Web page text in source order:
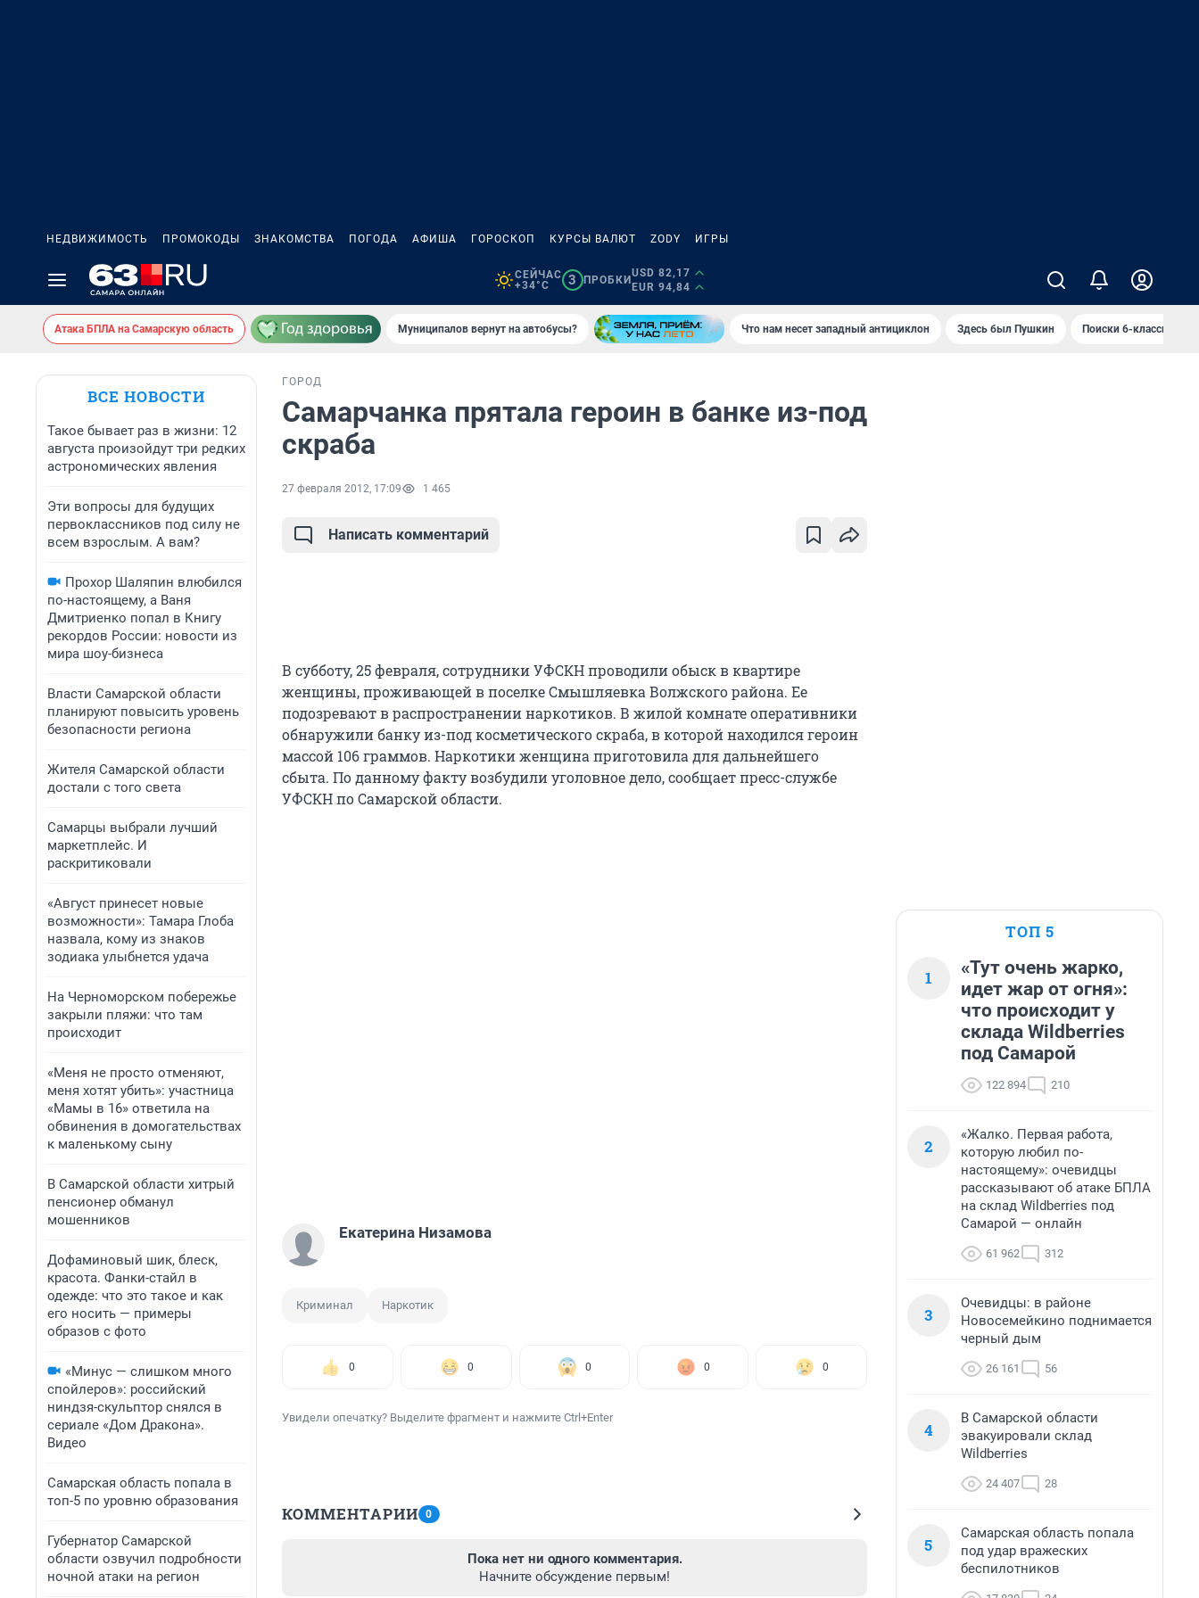
НЕДВИЖИМОСТЬ ПРОМОКОДЫ ЗНАКОМСТВА ПОГОДА АФИША ГОРОСКОП КУРСЫ ВАЛЮТ ZODY ИГРЫ
СЕЙЧАС
+34°C
3 ПРОБКИ
USD 82,17
EUR 94,84
Атака БПЛА на Самарскую область Муниципалов вернут на автобусы? Что нам несет западный антициклон Здесь был Пушкин Поиски 6-классника
ВСЕ НОВОСТИ
Такое бывает раз в жизни: 12
августа произойдут три редких
астрономических явления
Эти вопросы для будущих
первоклассников под силу не
всем взрослым. А вам?
Прохор Шаляпин влюбился
по-настоящему, а Ваня
Дмитриенко попал в Книгу
рекордов России: новости из
мира шоу-бизнеса
Власти Самарской области
планируют повысить уровень
безопасности региона
Жителя Самарской области
достали с того света
Самарцы выбрали лучший
маркетплейс. И
раскритиковали
«Август принесет новые
возможности»: Тамара Глоба
назвала, кому из знаков
зодиака улыбнется удача
На Черноморском побережье
закрыли пляжи: что там
происходит
«Меня не просто отменяют,
меня хотят убить»: участница
«Мамы в 16» ответила на
обвинения в домогательствах
к маленькому сыну
В Самарской области хитрый
пенсионер обманул
мошенников
Дофаминовый шик, блеск,
красота. Фанки-стайл в
одежде: что это такое и как
его носить — примеры
образов с фото
«Минус — слишком много
спойлеров»: российский
ниндзя-скульптор снялся в
сериале «Дом Дракона».
Видео
Самарская область попала в
топ-5 по уровню образования
Губернатор Самарской
области озвучил подробности
ночной атаки на регион
ГОРОД
Самарчанка прятала героин в банке из-под
скраба
27 февраля 2012, 17:09 1 465
Написать комментарий
В субботу, 25 февраля, сотрудники УФСКН проводили обыск в квартире
женщины, проживающей в поселке Смышляевка Волжского района. Ее
подозревают в распространении наркотиков. В жилой комнате оперативники
обнаружили банку из-под косметического скраба, в которой находился героин
массой 106 граммов. Наркотики женщина приготовила для дальнейшего
сбыта. По данному факту возбудили уголовное дело, сообщает пресс-службе
УФСКН по Самарской области.
Екатерина Низамова
Криминал Наркотик
0 0 0 0 0
Увидели опечатку? Выделите фрагмент и нажмите Ctrl+Enter
КОММЕНТАРИИ 0
Пока нет ни одного комментария.
Начните обсуждение первым!
ТОП 5
1
«Тут очень жарко,
идет жар от огня»:
что происходит у
склада Wildberries
под Самарой
122 894 210
2
«Жалко. Первая работа,
которую любил по-
настоящему»: очевидцы
рассказывают об атаке БПЛА
на склад Wildberries под
Самарой — онлайн
61 962 312
3
Очевидцы: в районе
Новосемейкино поднимается
черный дым
26 161 56
4
В Самарской области
эвакуировали склад
Wildberries
24 407 28
5
Самарская область попала
под удар вражеских
беспилотников